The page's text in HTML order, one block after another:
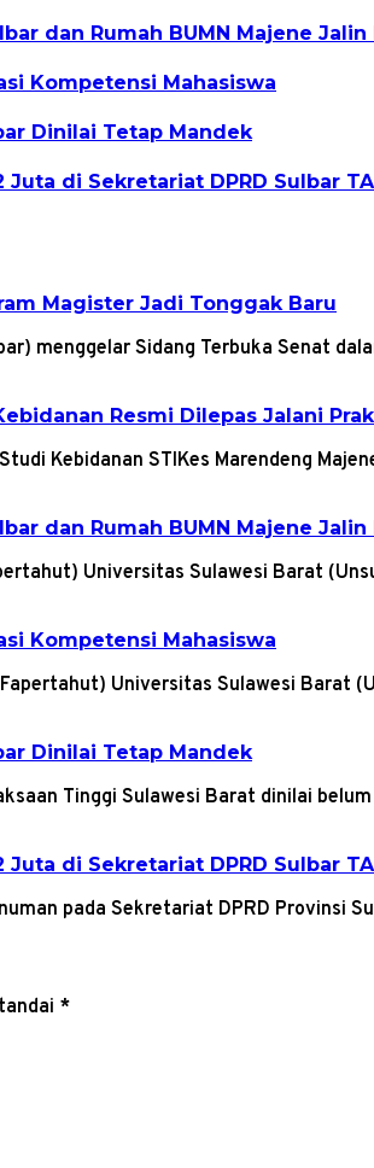
dan Rumah BUMN Majene Jalin
Kompetensi Mahasiswa
Dinilai Tetap Mandek
di Sekretariat DPRD Sulbar
Magister Jadi Tonggak Baru
menggelar Sidang Terbuka Senat
Resmi Dilepas Jalani
Kebidanan STIKes Marendeng
dan Rumah BUMN Majene
Universitas Sulawesi Barat
Kompetensi Mahasiswa
Universitas Sulawesi Barat
Dinilai Tetap Mandek
Tinggi Sulawesi Barat dinilai
di Sekretariat DPRD Sulbar
pada Sekretariat DPRD Provinsi
*